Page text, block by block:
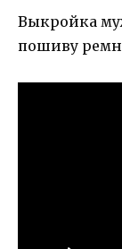
Выкройка
пошиву